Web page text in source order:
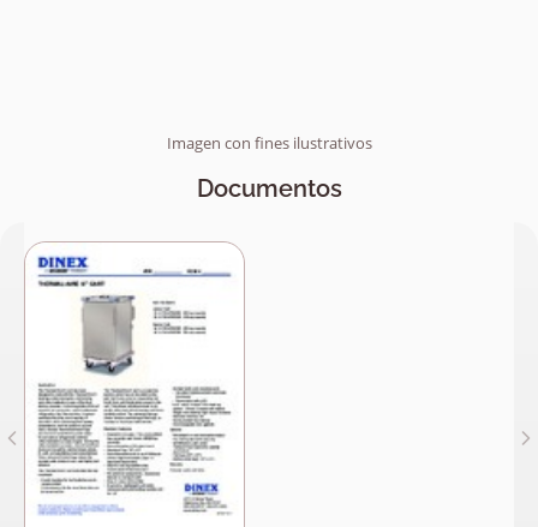
Imagen con fines ilustrativos
Documentos